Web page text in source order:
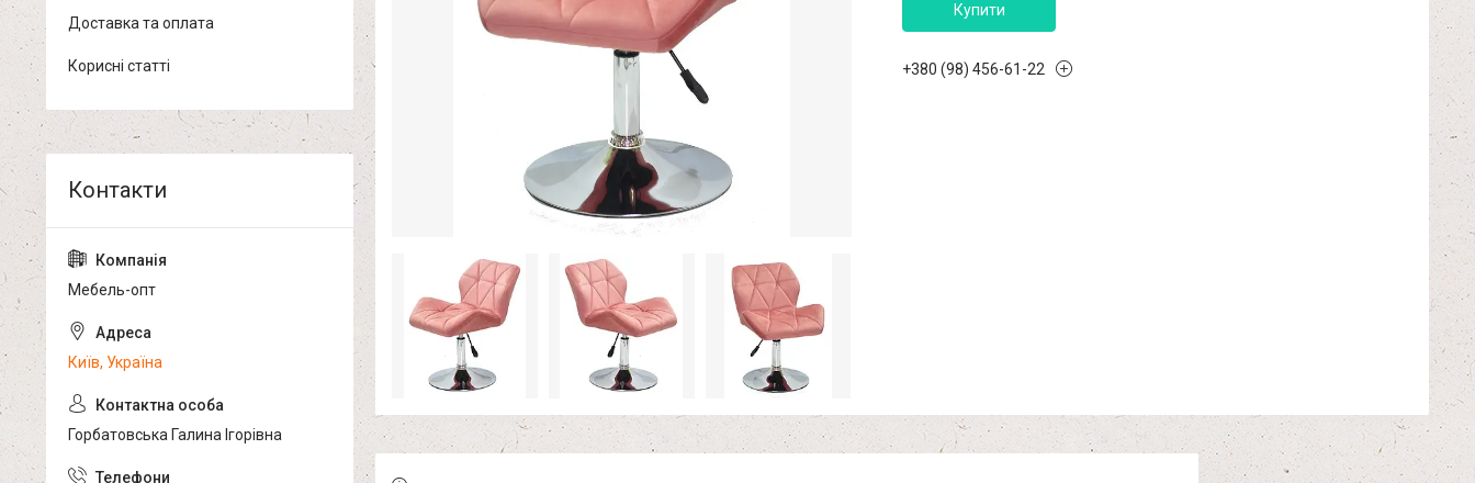
Купити
+380 (98) 456-61-22
Доставка та оплата
Корисні статті
Мебель-опт
Київ, Україна
Горбатовська Галина Ігорівна